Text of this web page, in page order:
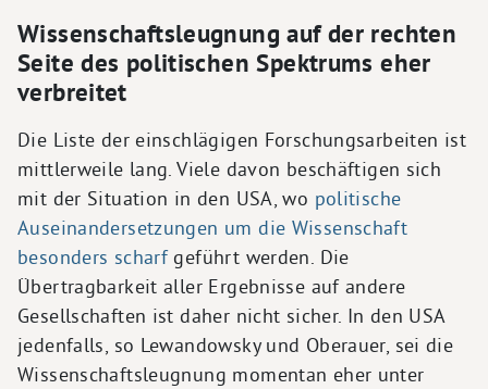
Wissenschaftsleugnung auf der rechten
Seite des politischen Spektrums eher
verbreitet
Die Liste der einschlägigen Forschungsarbeiten ist
mittlerweile lang. Viele davon beschäftigen sich
mit der Situation in den USA, wo politische
Auseinandersetzungen um die Wissenschaft
besonders scharfgeführt werden. Die
Übertragbarkeit aller Ergebnisse auf andere
Gesellschaften ist daher nicht sicher. In den USA
jedenfalls, so Lewandowsky und Oberauer, sei die
Wissenschaftsleugnung momentan eher unter